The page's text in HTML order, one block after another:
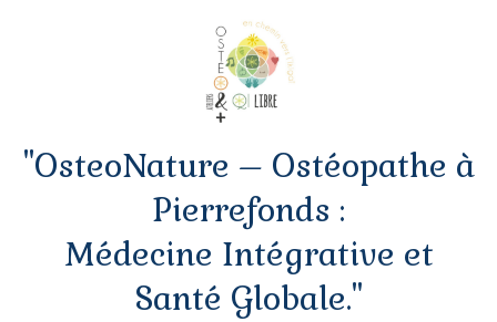
"OsteoNature – Ostéopathe à
Pierrefonds :
Médecine Intégrative et
Santé Globale."